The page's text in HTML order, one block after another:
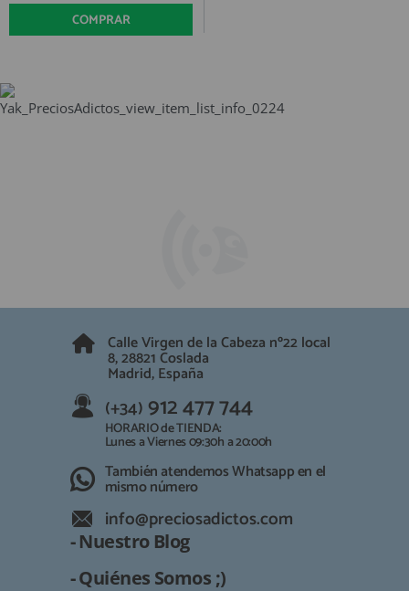
GUÍA DE COMPRA
(+34)912 477 744
REGISTRO PROFESIONAL
COMPRAR
Calle Virgen de la Cabeza nº22 local
8, 28821 Coslada
Madrid, España
(+34) 912 477 744
HORARIO de TIENDA:
Lunes a Viernes 09:30h a 20:00h
También atendemos Whatsapp en el
mismo número
info@preciosadictos.com
- Nuestro Blog
- Quiénes Somos ;)